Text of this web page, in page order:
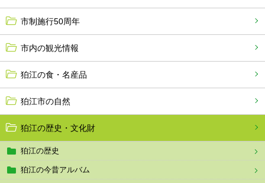
市制施行50周年
市内の観光情報
狛江の食・名産品
狛江市の自然
狛江の歴史・文化財
狛江の歴史
狛江の今昔アルバム